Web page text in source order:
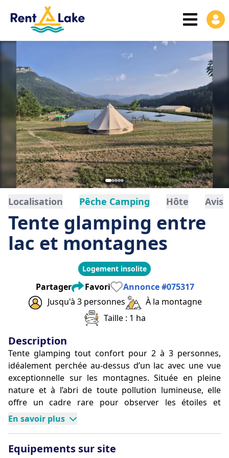
Tente glamping entre
lac et montagnes
Logement insolite
Localisation Pêche Camping Hôte Avis
Jusqu'à 3 personnes
À la montagne
Taille : 1 ha
Annonce #075317
Partager Favori
Description
Tente glamping tout confort pour 2 à 3 personnes,
idéalement perchée au-dessus d’un lac avec une vue
exceptionnelle sur les montagnes. Située en pleine
nature et à l’abri de toute pollution lumineuse, elle
offre un cadre rare pour observer les étoiles et
profiter d’un séjour ressourçant.
au 31 mai, et le reste de l’année à la baignade, avec
En savoir plus
Equipements sur site